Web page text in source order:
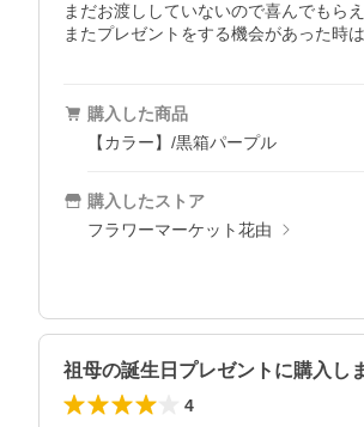
まだお渡ししていないので喜んでもら
またプレゼントをする機会があった時
購入した商品
【カラー】/黒箱パープル
購入したストア
フラワーマーケット花由
祖母の誕生日プレゼントに購入し
4